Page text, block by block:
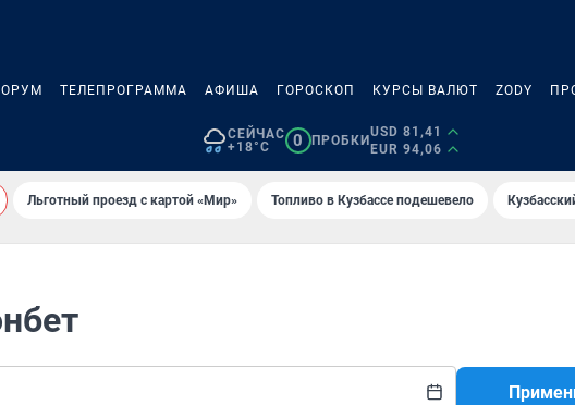
ТЕЛЕПРОГРАММА АФИША ГОРОСКОП КУРСЫ ВАЛЮТ ZODY
СЕЙЧАС
+18°C
0 ПРОБКИ
USD 81,41
EUR 94,06
Льготный проезд с картой «Мир» Топливо в Кузбассе подешевело